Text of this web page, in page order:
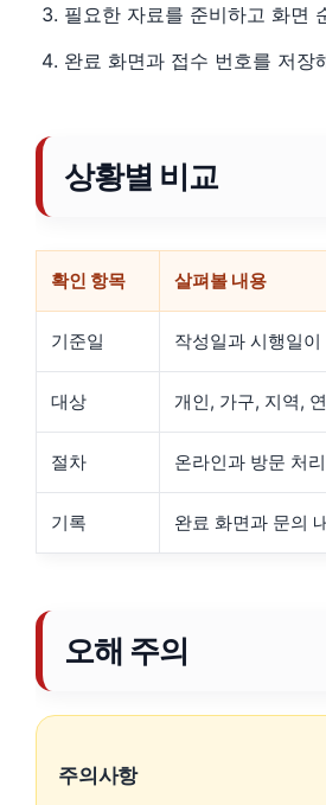
필요한 자료를 준비하고 화면
완료 화면과 접수 번호를 저장
상황별 비교
확인 항목 살펴볼 내용
기준일 작성일과 시행일이
대상 개인, 가구, 지역,
절차 온라인과 방문 처
기록 완료 화면과 문의
오해 주의
주의사항